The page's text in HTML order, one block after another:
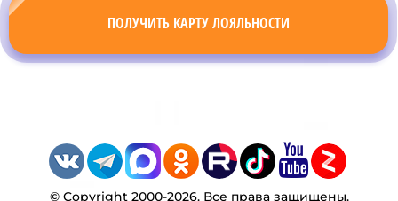
ПОЛУЧИТЬ КАРТУ ЛОЯЛЬНОСТИ
© Copyright 2000-2026. Все права защищены.